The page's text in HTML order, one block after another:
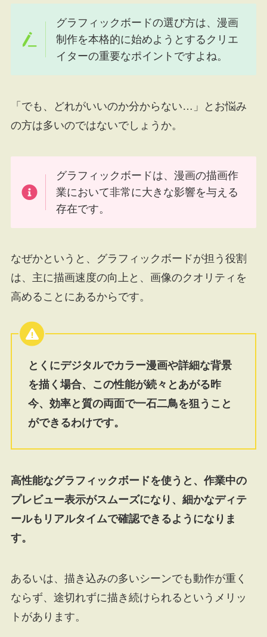
グラフィックボードの選び方は、漫画
制作を本格的に始めようとするクリエ
イターの重要なポイントですよね。
「でも、どれがいいのか分からない…」とお悩み
の方は多いのではないでしょうか。
グラフィックボードは、漫画の描画作
業において非常に大きな影響を与える
存在です。
なぜかというと、グラフィックボードが担う役割
は、主に描画速度の向上と、画像のクオリティを
高めることにあるからです。
とくにデジタルでカラー漫画や詳細な背景
を描く場合、この性能が続々とあがる昨
今、効率と質の両面で一石二鳥を狙うこと
ができるわけです。
高性能なグラフィックボードを使うと、作業中の
プレビュー表示がスムーズになり、細かなディテ
ールもリアルタイムで確認できるようになりま
す。
あるいは、描き込みの多いシーンでも動作が重く
ならず、途切れずに描き続けられるというメリッ
トがあります。